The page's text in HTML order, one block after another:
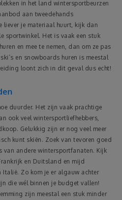
in het land wintersportbeurzen
aan tweedehands
liever je materiaal huurt, kijk dan
sportwinkel. Het is vaak een stuk
en mee te nemen, dan om ze pas
en snowboards huren is meestal
loont zich in dit geval dus echt!
duurder. Het zijn vaak prachtige
ook veel wintersportliefhebbers,
Gelukkig zijn er nog veel meer
kunt skiën. Zoek van tevoren goed
van andere wintersportfanaten. Kijk
en Duitsland en mijd
Zo kom je er algauw achter
die wél binnen je budget vallen!
zijn meestal een stuk minder